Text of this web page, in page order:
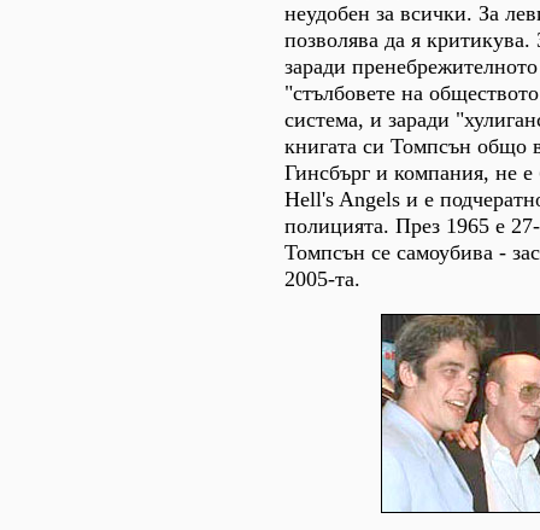
неудобен за всички. За
позволява да я критикува.
заради
"стълбовете на
система, и заради
книгата си Томпсън общо
Гинсбърг и компания, не е
Hell's Angels и е
полицията. През 1965 е
Томпсън се самоубива -
2005-та.